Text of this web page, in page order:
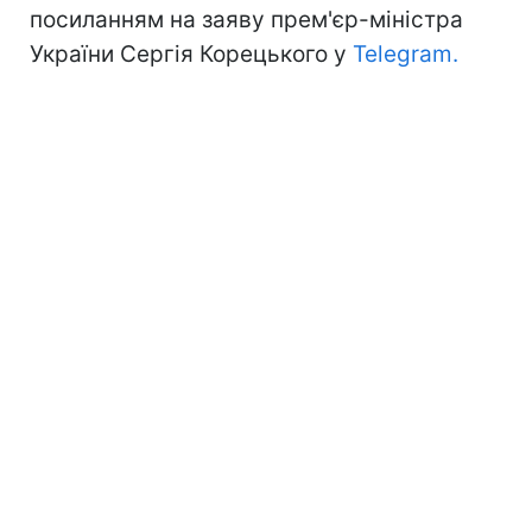
посиланням на заяву прем'єр-міністра
України Сергія Корецького у Telegram.